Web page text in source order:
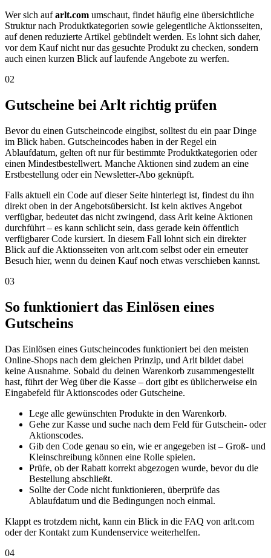
Wer sich aufarlt.com umschaut, findet häufig eine übersichtliche
Struktur nach Produktkategorien sowie gelegentliche Aktionsseiten,
auf denen reduzierte Artikel gebündelt werden. Es lohnt sich daher,
vor dem Kauf nicht nur das gesuchte Produkt zu checken, sondern
auch einen kurzen Blick auf laufende Angebote zu werfen.
02
Gutscheine bei Arlt richtig prüfen
Bevor du einen Gutscheincode eingibst, solltest du ein paar Dinge
im Blick haben. Gutscheincodes haben in der Regel ein
Ablaufdatum, gelten oft nur für bestimmte Produktkategorien oder
einen Mindestbestellwert. Manche Aktionen sind zudem an eine
Erstbestellung oder ein Newsletter-Abo geknüpft.
Falls aktuell ein Code auf dieser Seite hinterlegt ist, findest du ihn
direkt oben in der Angebotsübersicht. Ist kein aktives Angebot
verfügbar, bedeutet das nicht zwingend, dass Arlt keine Aktionen
durchführt – es kann schlicht sein, dass gerade kein öffentlich
verfügbarer Code kursiert. In diesem Fall lohnt sich ein direkter
Blick auf die Aktionsseiten von arlt.com selbst oder ein erneuter
Besuch hier, wenn du deinen Kauf noch etwas verschieben kannst.
03
So funktioniert das Einlösen eines
Gutscheins
Das Einlösen eines Gutscheincodes funktioniert bei den meisten
Online-Shops nach dem gleichen Prinzip, und Arlt bildet dabei
keine Ausnahme. Sobald du deinen Warenkorb zusammengestellt
hast, führt der Weg über die Kasse – dort gibt es üblicherweise ein
Eingabefeld für Aktionscodes oder Gutscheine.
Lege alle gewünschten Produkte in den Warenkorb.
Gehe zur Kasse und suche nach dem Feld für Gutschein- oder
Aktionscodes.
Gib den Code genau so ein, wie er angegeben ist – Groß- und
Kleinschreibung können eine Rolle spielen.
Prüfe, ob der Rabatt korrekt abgezogen wurde, bevor du die
Bestellung abschließt.
Sollte der Code nicht funktionieren, überprüfe das
Ablaufdatum und die Bedingungen noch einmal.
Klappt es trotzdem nicht, kann ein Blick in die FAQ von arlt.com
oder der Kontakt zum Kundenservice weiterhelfen.
04